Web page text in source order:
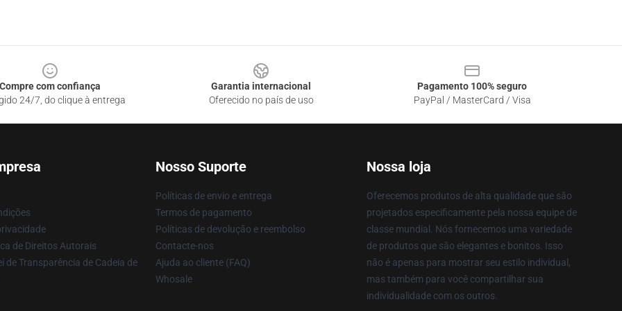
Compre com confiança
24/7, do clique à entrega
Garantia internacional
Oferecido no país de uso
Pagamento 100% seguro
PayPal / MasterCard / Visa
de Direitos Autorais
de Transparência de Cadeia de
Nosso Suporte
Políticas de envio e entrega
Termos de pagamento
Políticas de devolução e reembolso
Contacte-nos
Ajuda ao cliente (FAQ)
Whosale
Nossa loja
Oferecemos produtos de alta qualidade que são
projetados especificamente pela nossa equipe de
classe mundial. Nós fornecemos uma variedade
de produtos que são elegantes e bonitos. Isso
não é apenas para mostrar seu estilo individual,
mas também para você compartilhar sua
individualidade com os outros.